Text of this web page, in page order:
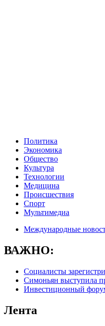
Политика
Экономика
Общество
Культура
Технологии
Медицина
Происшествия
Спорт
Мультимедиа
Международные
ВАЖНО:
Социалисты
Симоньян выступила
Инвестиционный
Лента